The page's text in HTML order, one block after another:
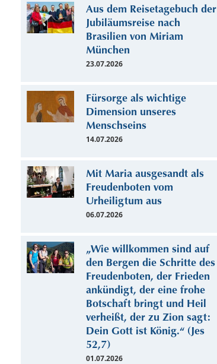
Aus dem Reisetagebuch der
Jubiläumsreise nach
Brasilien von Miriam
München
23.07.2026
Fürsorge als wichtige
Dimension unseres
Menschseins
14.07.2026
Mit Maria ausgesandt als
Freudenboten vom
Urheiligtum aus
06.07.2026
„Wie willkommen sind auf
den Bergen die Schritte des
Freudenboten, der Frieden
ankündigt, der eine frohe
Botschaft bringt und Heil
verheißt, der zu Zion sagt:
Dein Gott ist König.“ (Jes
52,7)
01.07.2026